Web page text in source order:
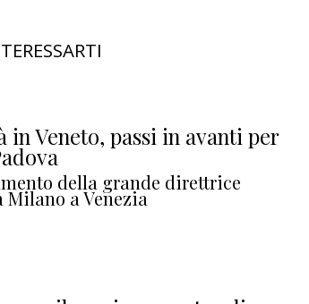
in Veneto, passi in avanti per
della grande direttrice
Milano a Venezia